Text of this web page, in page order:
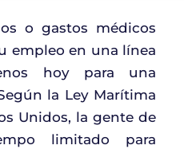
o gastos médicos
empleo en una línea
hoy para una
la Ley Marítima
Unidos, la gente de
limitado para